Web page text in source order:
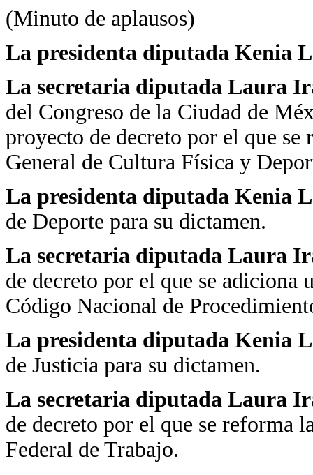
(Minuto de aplausos)
La presidenta diputada Kenia
La secretaria diputada Laura
del Congreso de la Ciudad de
proyecto de decreto por el que
General de Cultura Física y
La presidenta diputada Kenia
de Deporte para su dictamen.
La secretaria diputada Laura
de decreto por el que se
Código Nacional de
La presidenta diputada Kenia
de Justicia para su dictamen.
La secretaria diputada Laura
de decreto por el que se
Federal de Trabajo.